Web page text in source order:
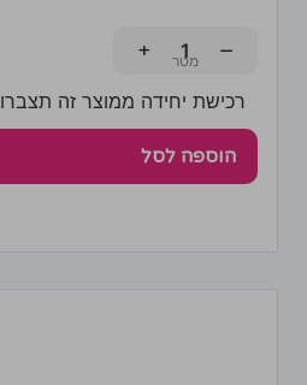
−
+
רכישת יחידה ממוצר זה תצברו 2 נקודות!
הוספה לסל